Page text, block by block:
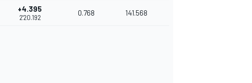
+4.395
2'20.192
0.768 141.568